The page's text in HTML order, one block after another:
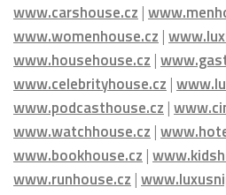
www.carshouse.cz|
www.womenhouse.cz|
www.househouse.cz|
www.celebrityhouse.cz|
www.podcasthouse.cz|
www.watchhouse.cz|
www.bookhouse.cz|
www.runhouse.cz|